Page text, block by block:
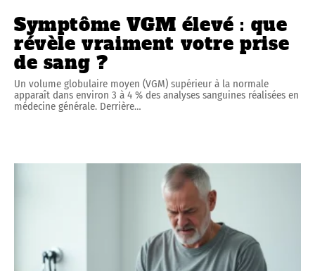
Symptôme VGM élevé : que
révèle vraiment votre prise
de sang ?
Un volume globulaire moyen (VGM) supérieur à la normale
apparaît dans environ 3 à 4 % des analyses sanguines réalisées en
médecine générale. Derrière…